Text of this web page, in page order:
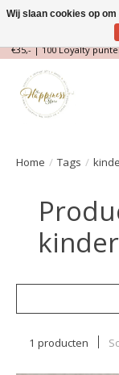
Magische
€35,- | 100 Loyalty
Home / Tags /
1 producten
Wij slaan cookies op